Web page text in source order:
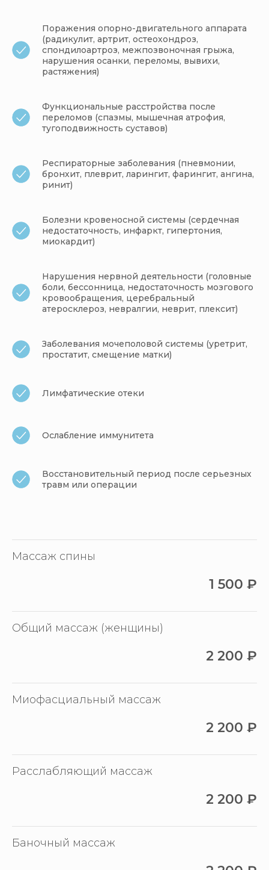
Поражения опорно-двигательного аппарата
(радикулит, артрит, остеохондроз,
спондилоартроз, межпозвоночная грыжа,
нарушения осанки, переломы, вывихи,
растяжения)
Функциональные расстройства после
переломов (спазмы, мышечная атрофия,
тугоподвижность суставов)
Респираторные заболевания (пневмонии,
бронхит, плеврит, ларингит, фарингит, ангина,
ринит)
Болезни кровеносной системы (сердечная
недостаточность, инфаркт, гипертония,
миокардит)
Нарушения нервной деятельности (головные
боли, бессонница, недостаточность мозгового
кровообращения, церебральный
атеросклероз, невралгии, неврит, плексит)
Заболевания мочеполовой системы (уретрит,
простатит, смещение матки)
Лимфатические отеки
Ослабление иммунитета
Восстановительный период после серьезных
травм или операции
Массаж спины
1 500 ₽
Общий массаж (женщины)
2 200 ₽
Миофасциальный массаж
2 200 ₽
Расслабляющий массаж
2 200 ₽
Баночный массаж